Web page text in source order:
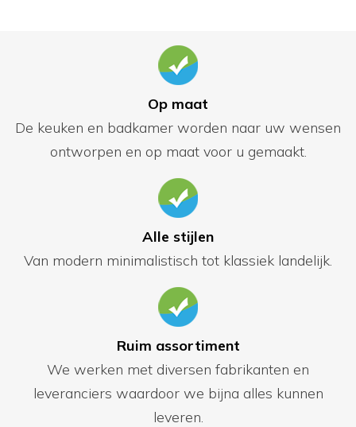
Op maat
De keuken en badkamer worden naar uw wensen
ontworpen en op maat voor u gemaakt.
Alle stijlen
Van modern minimalistisch tot klassiek landelijk.
Ruim assortiment
We werken met diversen fabrikanten en
leveranciers waardoor we bijna alles kunnen
leveren.